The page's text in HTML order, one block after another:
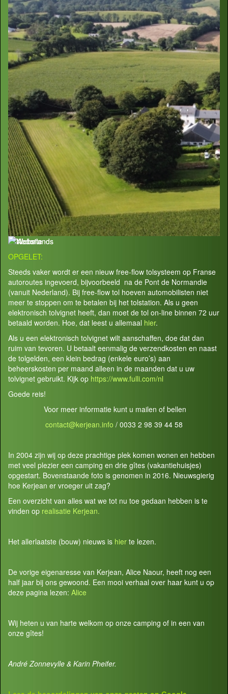
OPGELET:
Steeds vaker wordt er een nieuw free-flow tolsysteem op Franse
autoroutes ingevoerd, bijvoorbeeld na de Pont de Normandie
(vanuit Nederland). Bij free-flow tol hoeven automobilisten niet
meer te stoppen om te betalen bij het tolstation. Als u geen
elektronisch tolvignet heeft, dan moet de tol on-line binnen 72 uur
betaald worden. Hoe, dat leest u allemaal hier.
Als u een elektronisch tolvignet wilt aanschaffen, doe dat dan
ruim van tevoren. U betaalt eenmalig de verzendkosten en naast
de tolgelden, een klein bedrag (enkele euro’s) aan
beheerskosten per maand alleen in de maanden dat u uw
tolvignet gebruikt. Kijk op https://www.fulli.com/nl
Goede reis!
Voor meer informatie kunt u mailen of bellen
contact@kerjean.info / 0033 2 98 39 44 58
In 2004 zijn wij op deze prachtige plek komen wonen en hebben
met veel plezier een camping en drie gîtes (vakantiehuisjes)
opgestart. Bovenstaande foto is genomen in 2016. Nieuwsgierig
hoe Kerjean er vroeger uit zag?
Een overzicht van alles wat we tot nu toe gedaan hebben is te
vinden op realisatie Kerjean.
Het allerlaatste (bouw) nieuws is hier te lezen.
De vorige eigenaresse van Kerjean, Alice Naour, heeft nog een
half jaar bij ons gewoond. Een mooi verhaal over haar kunt u op
deze pagina lezen: Alice
Wij heten u van harte welkom op onze camping of in een van
onze gîtes!
André Zonnevylle & Karin Pheifer.